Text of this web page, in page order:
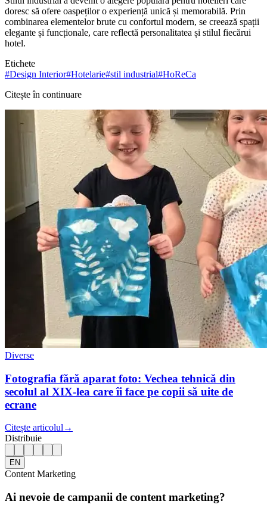
doresc să ofere oaspeților o experiență unică și memorabilă. Prin
combinarea elementelor brute cu confortul modern, se creează spații
elegante și funcționale, care reflectă personalitatea și stilul fiecărui
hotel.
Etichete
#Design Interior#Hotelarie#stil industrial#HoReCa
Citește în continuare
Diverse
Fotografia fără aparat foto: Vechea tehnică din
secolul al XIX-lea care îi face pe copii să uite de
ecrane
Citește articolul →
Distribuie
EN
Content Marketing
Ai nevoie de campanii de content marketing?